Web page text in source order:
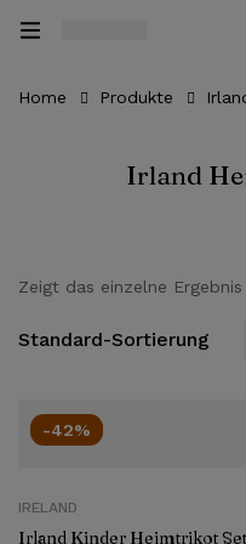
Home Produkte
Irland
Zeigt das einzelne Ergebnis
Standard-Sortierung
-42%
IRELAND
Irland Kinder Heimtrikot Set